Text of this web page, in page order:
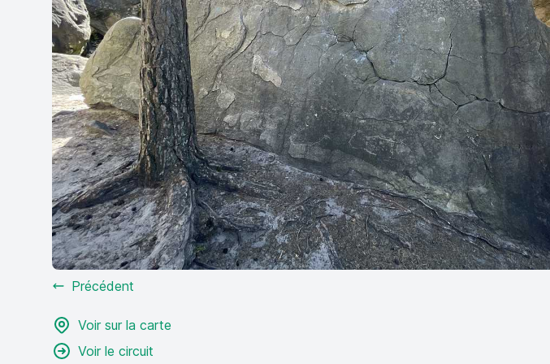
Précédent
Voir sur la carte
Voir le circuit